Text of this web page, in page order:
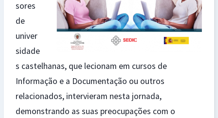
sores
de
univer
sidade
s castelhanas, que lecionam em cursos de
Informação e a Documentação ou outros
relacionados, intervieram nesta jornada,
demonstrando as suas preocupações com o